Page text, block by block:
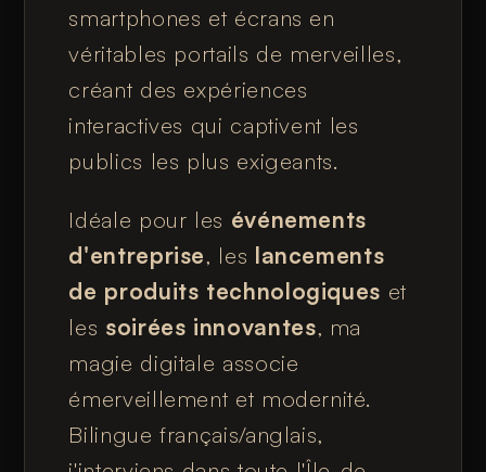
smartphones et écrans en
véritables portails de merveilles,
créant des expériences
interactives qui captivent les
publics les plus exigeants.
Idéale pour les événements
d'entreprise, les lancements
de produits technologiques et
les soirées innovantes, ma
magie digitale associe
émerveillement et modernité.
Bilingue français/anglais,